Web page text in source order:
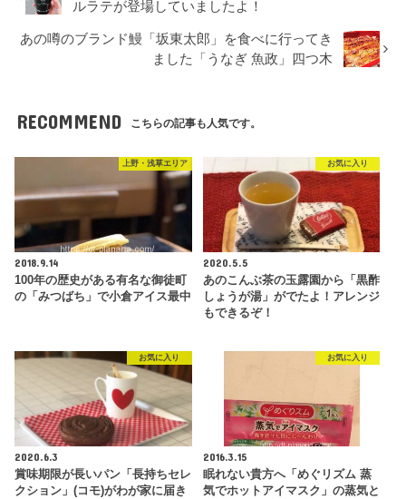
ルラテが登場していましたよ！
あの噂のブランド鰻「坂東太郎」を食べに行ってき
ました「うなぎ 魚政」四つ木
RECOMMEND こちらの記事も人気です。
上野・浅草エリア
2018.9.14
100年の歴史がある有名な御徒町
の「みつばち」で小倉アイス最中
お気に入り
2020.5.5
あのこんぶ茶の玉露園から「黒酢
しょうが湯」がでたよ！アレンジ
もできるぞ！
お気に入り
2020.6.3
賞味期限が長いパン「長持ちセレ
クション」(コモ)がわが家に届き
お気に入り
2016.3.15
眠れない貴方へ「めぐリズム 蒸
気でホットアイマスク」の蒸気と